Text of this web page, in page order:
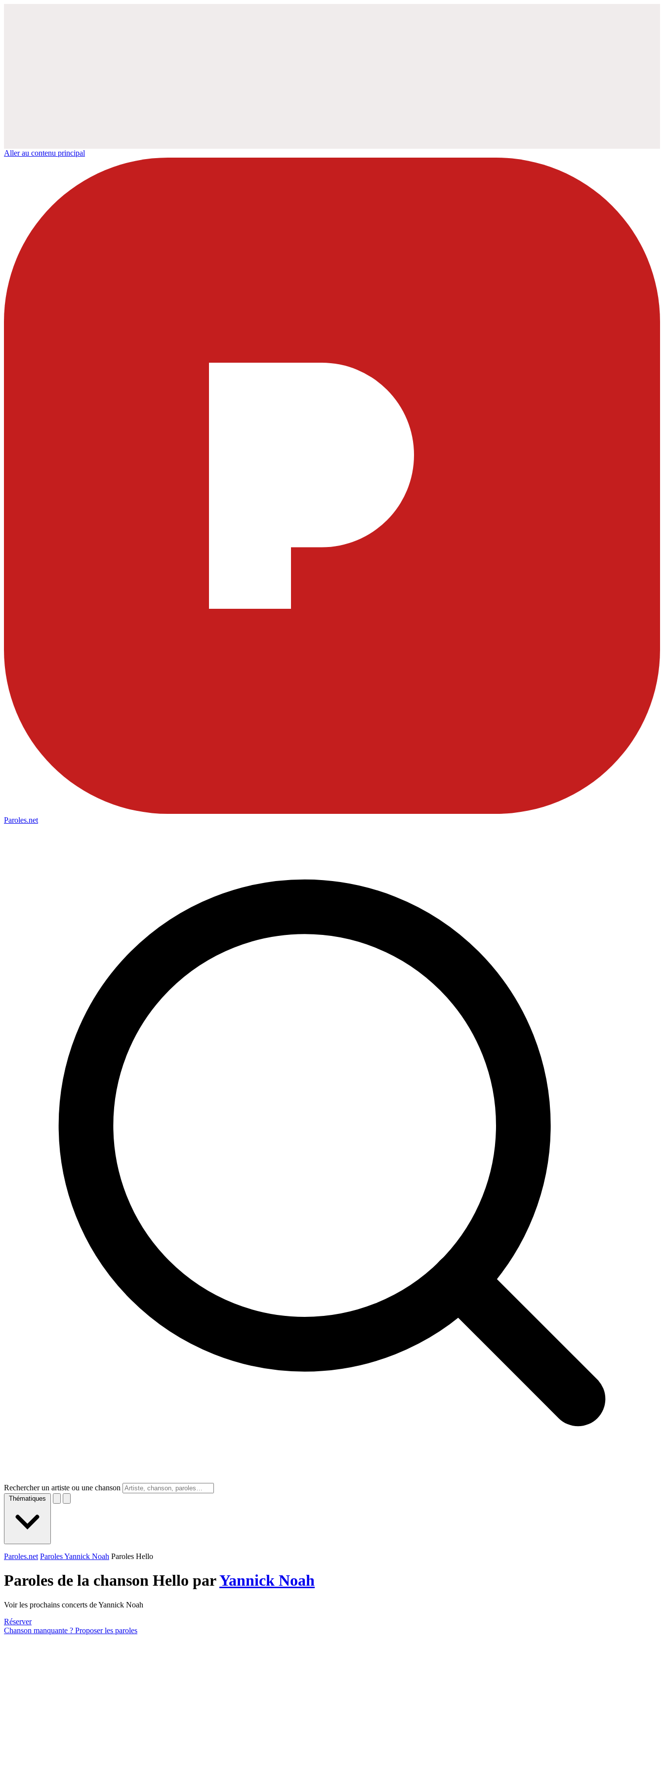
Aller au contenu principal
Paroles.net
Rechercher un artiste ou une chanson
Thématiques
Paroles.net Paroles Yannick Noah Paroles Hello
Paroles de la chanson Hello parYannick Noah
Voir les prochains concerts de Yannick Noah
Réserver
Chanson manquante ? Proposer les paroles